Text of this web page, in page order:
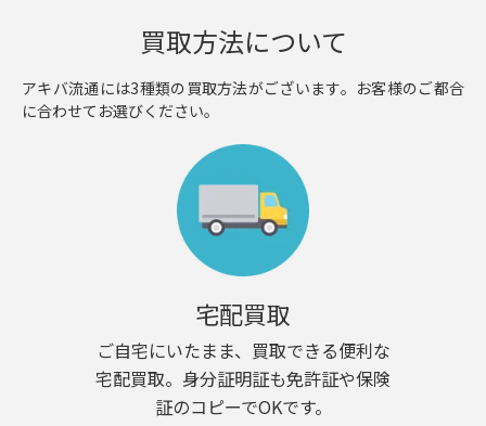
買取方法について
アキバ流通には3種類の買取方法がございます。お客様のご都合
に合わせてお選びください。
宅配買取
ご自宅にいたまま、買取できる便利な
宅配買取。身分証明証も免許証や保険
証のコピーでOKです。